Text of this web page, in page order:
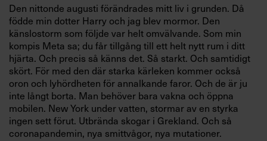
Den nittonde augusti förändrades mitt liv i grunden. Då
födde min dotter Harry och jag blev mormor. Den
känslostorm som följde var helt omvälvande. Som min
kompis Meta sa; du får tillgång till ett helt nytt rum i ditt
hjärta. Och precis så känns det. Så starkt. Och samtidigt
skört. För med den där starka kärleken kommer också
oron och lyhördheten för annalkande faror. Och de är ju
inte långt borta. Man behöver bara vakna och öppna
mobilen. New York under vatten, stormar av en styrka
ingen sett förut. Utbrända skogar i Grekland. Och så
coronapandemin, nya smittvågor, nya mutationer.